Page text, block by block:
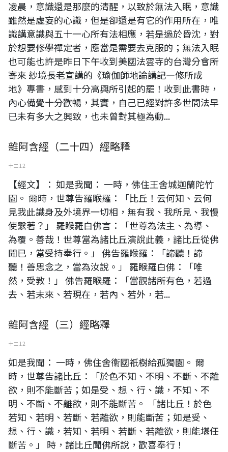
凌晨，意識還是那麼的清醒，以致於無法入眠，意識
雖然是虛妄的心識，但是卻還是有它的作用所在，唯
識講意識與五十一心所有法相應，若是過於昏沈，對
於想要修學禪定者，應當是需要去克服的；無法入眠
也可能也許是昨日下午收到美國法雲寺的台灣分會所
寄來 玅境長老宣講的《瑜伽師地論講記—修所成
地》專書，感到十分高興所引起的罷！收到此書時，
內心備覺十分歡暢，其實，自己已經對許多世間法早
已未有多大之興致，也未曾對其極為動...
雜阿含經（二十四）經略釋
十二 12
【經文】： 如是我聞： 一時，佛住王舍城迦蘭陀竹
園。 爾時，世尊告羅睺羅：「比丘！云何知、云何
見我此識身及外境界一切相，無有我、我所見、我慢
使繫著？」 羅睺羅白佛言：「世尊為法主、為導、
為覆。善哉！世尊當為諸比丘演說此義，諸比丘從佛
聞已，當受持奉行。」 佛告羅睺羅：「諦聽！諦
聽！善思念之，當為汝說。」 羅睺羅白佛：「唯
然，受教！」 佛告羅睺羅：「當觀諸所有色，若過
去、若末來、若現在，若內、若外，若...
雜阿含經（三）經略釋
十二 12
如是我聞： 一時，佛住舍衞國祇樹給孤獨園。 爾
時，世尊告諸比丘：「於色不知、不明、不斷、不離
欲，則不能斷苦；如是受、想、行、識，不知、不
明、不斷、不離欲，則不能斷苦。 「諸比丘！於色
若知、若明、若斷、若離欲，則能斷苦；如是受、
想、行、識，若知、若明、若斷、若離欲，則能堪任
斷苦。」 時，諸比丘聞佛所說，歡喜奉行！